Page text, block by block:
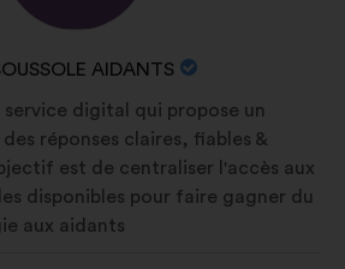
PROFILOM
BOUSSOLE
AIDANTS
AIDANTS
service digital qui propose un
réponses claires, fiables &
est de centraliser l'accès aux
disponibles pour faire gagner du
aux aidants